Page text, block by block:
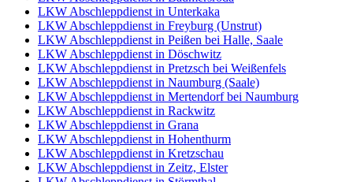
LKW Abschleppdienst in Unterkaka
LKW Abschleppdienst in Freyburg (Unstrut)
LKW Abschleppdienst in Peißen bei Halle, Saale
LKW Abschleppdienst in Döschwitz
LKW Abschleppdienst in Pretzsch bei Weißenfels
LKW Abschleppdienst in Naumburg (Saale)
LKW Abschleppdienst in Mertendorf bei Naumburg
LKW Abschleppdienst in Rackwitz
LKW Abschleppdienst in Grana
LKW Abschleppdienst in Hohenthurm
LKW Abschleppdienst in Kretzschau
LKW Abschleppdienst in Zeitz, Elster